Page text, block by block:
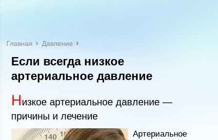
Главная Давление
Если всегда низкое
артериальное давление
Низкое артериальное давление —
причины и лечение
Артериальное